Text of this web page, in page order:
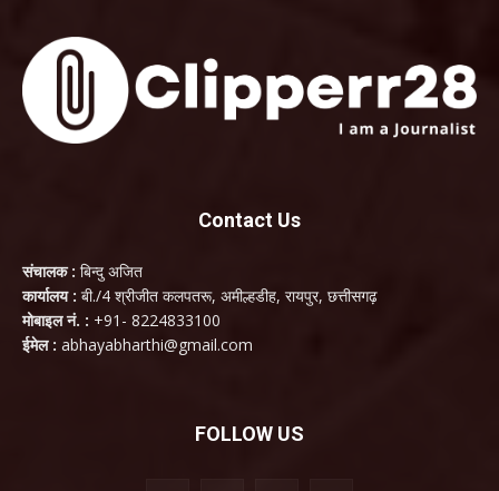
Contact Us
संचालक : बिन्दु अजित
कार्यालय : बी./4 श्रीजीत कलपतरू, अमील्हडीह, रायपुर, छत्तीसगढ़
मोबाइल नं. : +91- 8224833100
ईमेल : abhayabharthi@gmail.com
FOLLOW US